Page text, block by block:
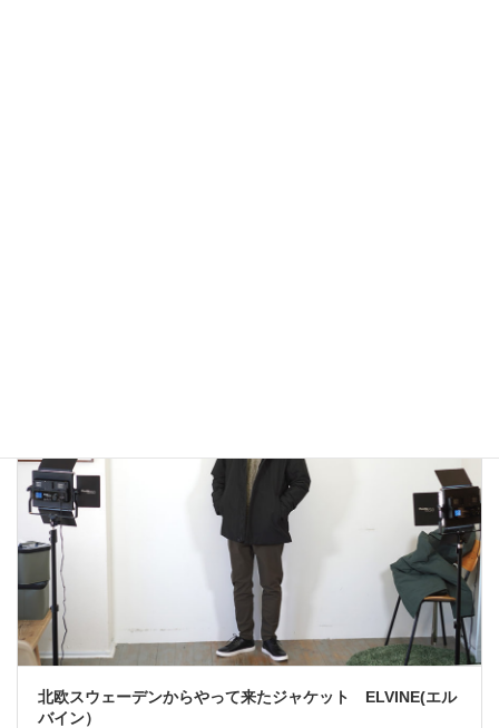
北欧スウェーデンからやって来たジャケット ELVINE(エル
バイン）